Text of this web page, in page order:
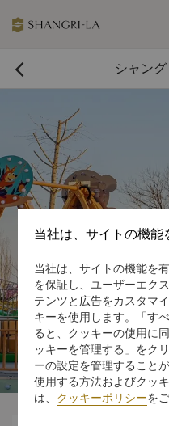
 シャン
今すぐ予約する
当社は、サイトの機能
当社は、サイトの機能を
を保証し、ユーザーエク
テンツと広告をカスタマ
キーを使用します。「す
ると、クッキーの使用に
ッキーを管理する」をク
ーの設定を管理すること
使用する方法およびクッ
は、 クッキーポリシーを